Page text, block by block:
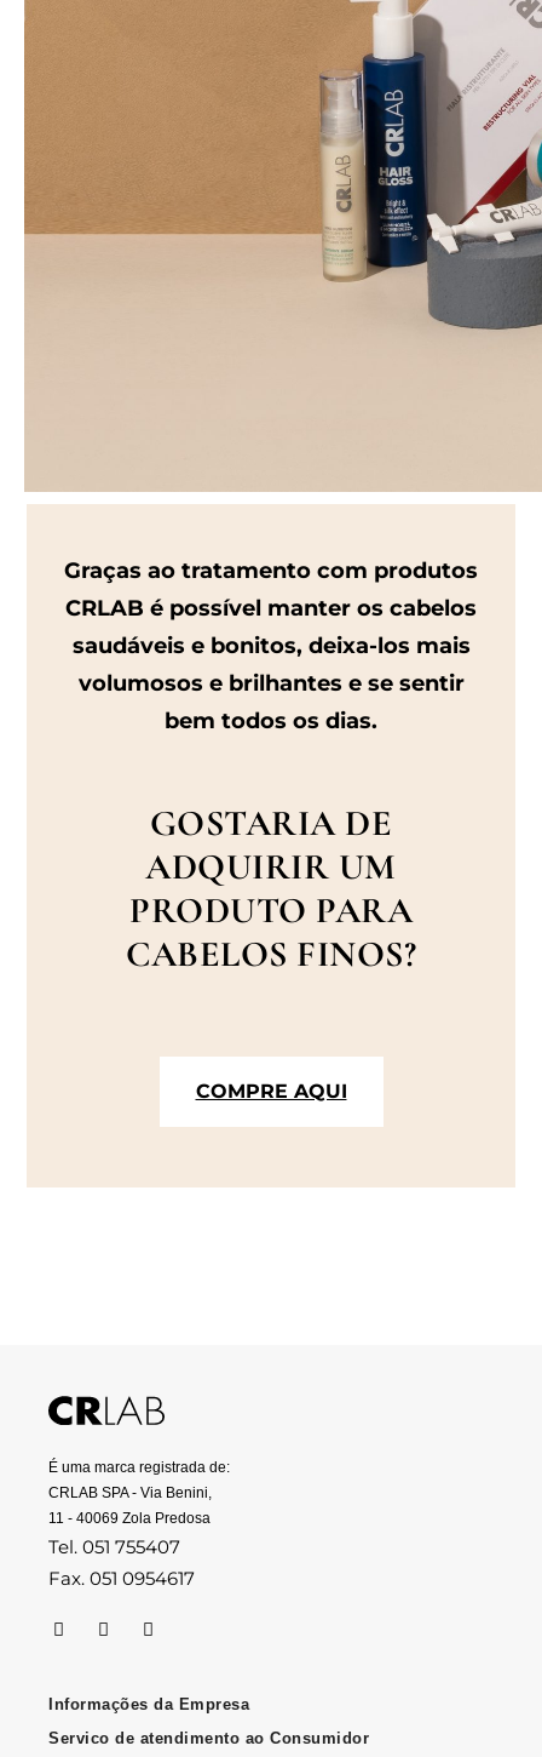
Graças ao tratamento com produtos
CRLAB é possível manter os cabelos
saudáveis e bonitos, deixa-los mais
volumosos e brilhantes e se sentir
bem todos os dias.
GOSTARIA DE
ADQUIRIR UM
PRODUTO PARA
CABELOS FINOS?
COMPRE AQUI
É uma marca registrada de:
CRLAB SPA - Via Benini,
11 - 40069 Zola Predosa
Tel. 051 755407
Fax. 051 0954617
Informações da Empresa
Servico de atendimento ao Consumidor